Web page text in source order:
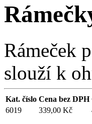
Rámeček
slouží k
Kat. číslo Cena bez DPH
6019
339,00 Kč